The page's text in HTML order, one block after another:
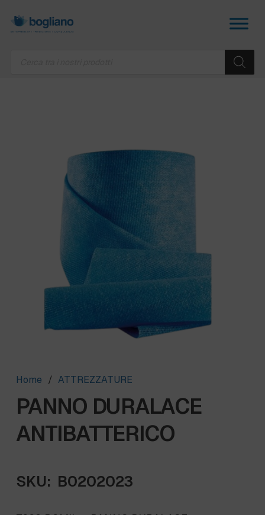
Home / ATTREZZATURE
PANNO DURALACE
ANTIBATTERICO
SKU: B0202023